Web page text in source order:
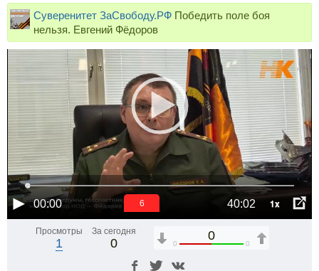
Суверенитет ЗаСвободу.РФ Победить поле боя
нельзя. Евгений Фёдоров
00:00 40:02 1x
6
Просмотры
1
За сегодня
0
0
0 0